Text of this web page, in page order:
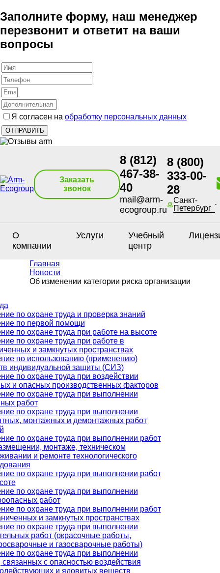
Заполните форму, наш менеджер
перезвонит и ответит на ваши
вопросы
Я согласен на обработку персональных данных
Заказать
звонок
8 (812)
467-38-
40
mail@arm-
ecogroup.ru
8 (800)
333-00-
28
Санкт-
Петербург
О
компании
Услуги
Учебный
центр
Главная
Новости
Об изменении категории риска организации
по охране труда и проверка знаний
по первой помощи
по охране труда при работе на высоте
по охране труда при работе в
и замкнутых пространствах
по использованию (применению)
индивидуальной защиты (СИЗ)
по охране труда при воздействии
и опасных производственных факторов
по охране труда при выполнении
работ
по охране труда при выполнении
монтажных и демонтажных работ
по охране труда при выполнении работ
монтаже, техническом
и ремонте технологического
по охране труда при выполнении работ
по охране труда при выполнении
работ
по охране труда при выполнении работ
и замкнутых пространствах
по охране труда при выполнении
работ (окрасочные работы,
и газосварочные работы)
по охране труда при выполнении
связанных с опасностью воздействия
и ядовитых веществ